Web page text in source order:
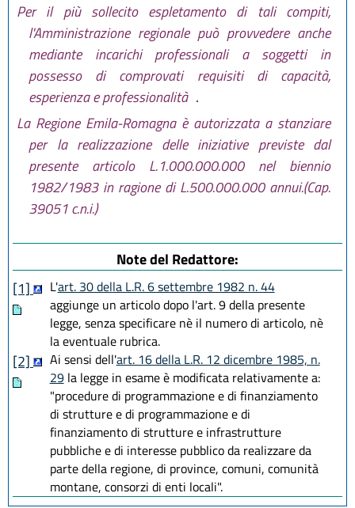
Per il più sollecito espletamento di tali compiti,
l'Amministrazione regionale può provvedere anche
mediante incarichi professionali a soggetti in
possesso di comprovati requisiti di capacità,
esperienza e professionalità .
La Regione Emila-Romagna è autorizzata a stanziare
per la realizzazione delle iniziative previste dal
presente articolo L.1.000.000.000 nel biennio
1982/1983 in ragione di L.500.000.000 annui.(Cap.
39051 c.n.i.)
Note del Redattore:
[1]
L'art. 30 della L.R. 6 settembre 1982 n. 44
aggiunge un articolo dopo l'art. 9 della presente
legge, senza specificare nè il numero di articolo, nè
la eventuale rubrica.
[2] Ai sensi dell'art. 16 della L.R. 12 dicembre 1985, n.
29la legge in esame è modificata relativamente a:
"procedure di programmazione e di finanziamento
di strutture e di programmazione e di
finanziamento di strutture e infrastrutture
pubbliche e di interesse pubblico da realizzare da
parte della regione, di province, comuni, comunità
montane, consorzi di enti locali".